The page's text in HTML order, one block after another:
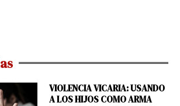
VIOLENCIA VICARIA: USANDO
A LOS HIJOS COMO ARMA